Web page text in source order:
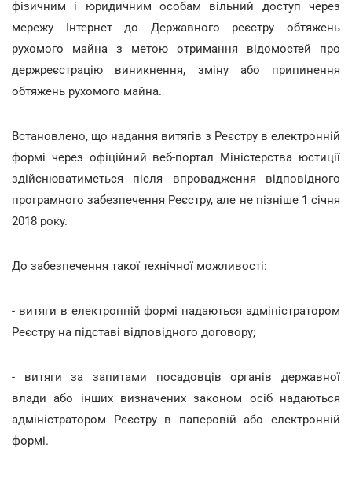
фізичним і юридичним особам вільний доступ через
мережу Інтернет до Державного реєстру обтяжень
рухомого майна з метою отримання відомостей про
держреєстрацію виникнення, зміну або припинення
обтяжень рухомого майна.
Встановлено, що надання витягів з Реєстру в електронній
формі через офіційний веб-портал Міністерства юстиції
здійснюватиметься після впровадження відповідного
програмного забезпечення Реєстру, але не пізніше 1 січня
2018 року.
До забезпечення такої технічної можливості:
- витяги в електронній формі надаються адміністратором
Реєстру на підставі відповідного договору;
- витяги за запитами посадовців органів державної
влади або інших визначених законом осіб надаються
адміністратором Реєстру в паперовій або електронній
формі.